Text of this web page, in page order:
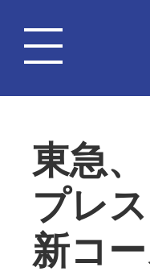
東急
プレ
新コ